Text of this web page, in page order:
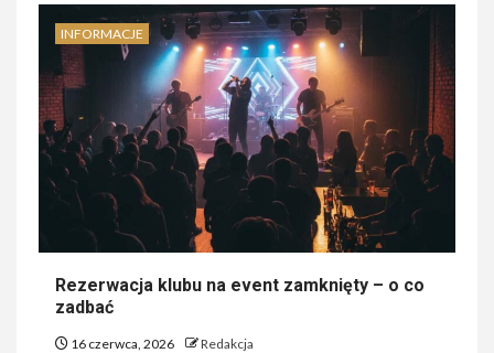
INFORMACJE
Rezerwacja klubu na event zamknięty – o co
zadbać
16 czerwca, 2026 Redakcja